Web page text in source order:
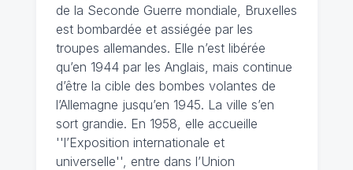
de la Seconde Guerre mondiale, Bruxelles
est bombardée et assiégée par les
troupes allemandes. Elle n’est libérée
qu’en 1944 par les Anglais, mais continue
d’être la cible des bombes volantes de
l’Allemagne jusqu’en 1945. La ville s’en
sort grandie. En 1958, elle accueille
''l’Exposition internationale et
universelle'', entre dans l’Union